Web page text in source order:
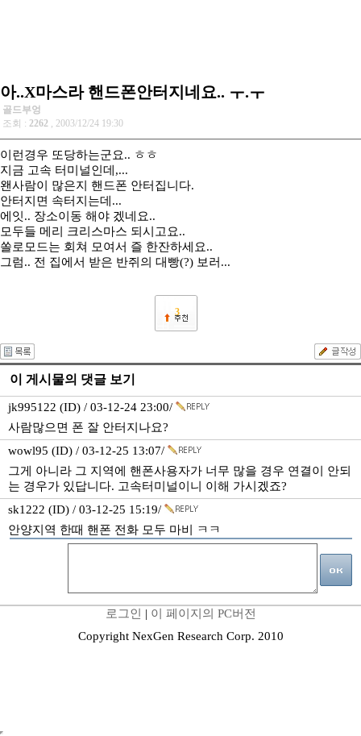
아..X마스라 핸드폰안터지네요.. ㅜ.ㅜ
골드부엉
조회 : 2262 , 2003/12/24 19:30
이런경우 또당하는군요.. ㅎㅎ
지금 고속 터미널인데,...
왠사람이 많은지 핸드폰 안터집니다.
안터지면 속터지는데...
에잇.. 장소이동 해야 겠네요..
모두들 메리 크리스마스 되시고요..
쏠로모드는 회쳐 모여서 즐 한잔하세요..
그럼.. 전 집에서 받은 반쥐의 대빵(?) 보러...
3
이 게시물의 댓글 보기
jk995122 (ID) / 03-12-24 23:00/
사람많으면 폰 잘 안터지나요?
wowl95 (ID) / 03-12-25 13:07/
그게 아니라 그 지역에 핸폰사용자가 너무 많을 경우 연결이 안되
는 경우가 있답니다. 고속터미널이니 이해 가시겠죠?
sk1222 (ID) / 03-12-25 15:19/
안양지역 한때 핸폰 전화 모두 마비 ㅋㅋ
로그인 | 이 페이지의 PC버전
Copyright NexGen Research Corp. 2010